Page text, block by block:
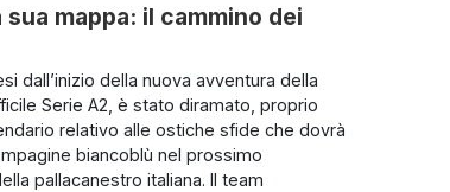
mappa: il cammino dei
dall’inizio della nuova avventura della
Serie A2, è stato diramato, proprio
relativo alle ostiche sfide che dovrà
biancoblù nel prossimo
pallacanestro italiana. Il team